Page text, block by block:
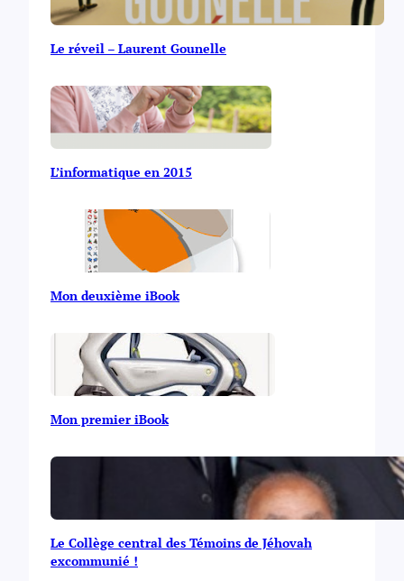
Le réveil – Laurent Gounelle
L’informatique en 2015
Mon deuxième iBook
Mon premier iBook
Le Collège central des Témoins de Jéhovah
excommunié !